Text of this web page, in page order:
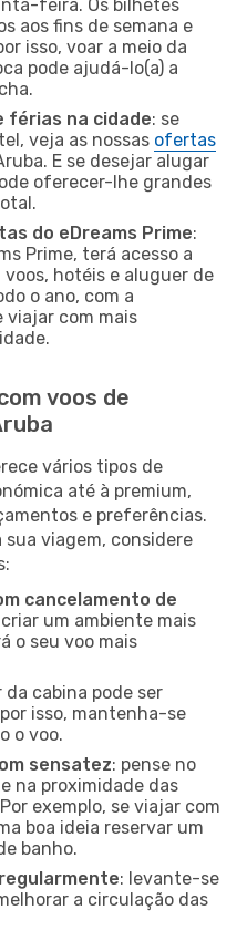
feira. Os bilhetes
aos fins de semana e
isso, voar a meio da
pode ajudá-lo(a) a
férias na cidade: se
veja as nossas ofertas
E se desejar alugar
oferecer-lhe grandes
do eDreams Prime:
Prime, terá acesso a
hotéis e aluguer de
o ano, com a
viajar com mais
voos de
vários tipos de
até à premium,
e preferências.
sua viagem, considere
cancelamento de
um ambiente mais
o seu voo mais
da cabina pode ser
isso, mantenha-se
o voo.
sensatez: pense no
na proximidade das
exemplo, se viajar com
boa ideia reservar um
banho.
: levante-se
a circulação das